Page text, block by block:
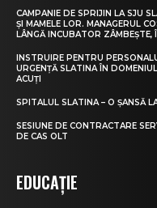
CAMPANIE DE SPRIJIN LA SJU
ȘI MAMELE LOR. MANAGERUL
LÂNGĂ INCUBATOR ZÂMBEȘTE,
INSTRUIRE PENTRU
URGENȚĂ SLATINA ÎN
ACUȚI
SPITALUL SLATINA – O ȘANSĂ
SESIUNE DE CONTRACTARE
DE CAS OLT
EDUCAȚIE